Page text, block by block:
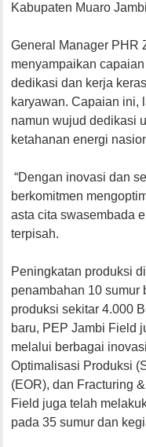
Kabupaten Muaro
General Manager PHR
menyampaikan
dedikasi dan kerja
karyawan. Capaian ini,
namun wujud dedikasi
ketahanan energi
“Dengan inovasi dan
berkomitmen
asta cita swasembada
terpisah.
Peningkatan produksi
penambahan 10 sumur
produksi sekitar 4.000
baru, PEP Jambi Field
melalui berbagai
Optimalisasi Produksi
(EOR), dan Fracturing
Field juga telah
pada 35 sumur dan